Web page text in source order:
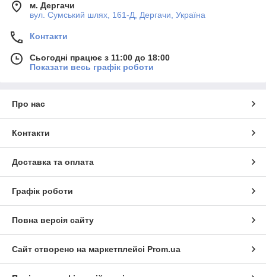
м. Дергачи
вул. Сумський шлях, 161-Д, Дергачи, Україна
Контакти
Сьогодні працює з 11:00 до 18:00
Показати весь графік роботи
Про нас
Контакти
Доставка та оплата
Графік роботи
Повна версія сайту
Сайт створено на маркетплейсі Prom.ua